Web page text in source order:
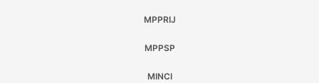
MPPRIJ
MPPSP
MINCI